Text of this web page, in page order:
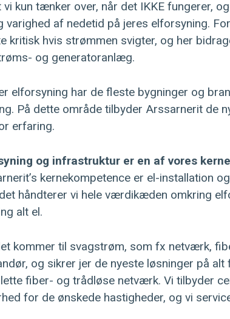
vi kun tænker over, når det IKKE fungerer,
varighed af nedetid på jeres elforsyning.
kritisk hvis strømmen svigter, og her
og generatoranlæg.
elforsyning har de fleste bygninger og
På dette område tilbyder Arssarnerit de
erfaring.
og infrastruktur er en af vores
kernekompetence er el-installation
håndterer vi hele værdikæden omkring
alt el.
kommer til svagstrøm, som fx netværk,
og sikrer jer de nyeste løsninger på
fiber- og trådløse netværk. Vi tilbyder
for de ønskede hastigheder, og vi